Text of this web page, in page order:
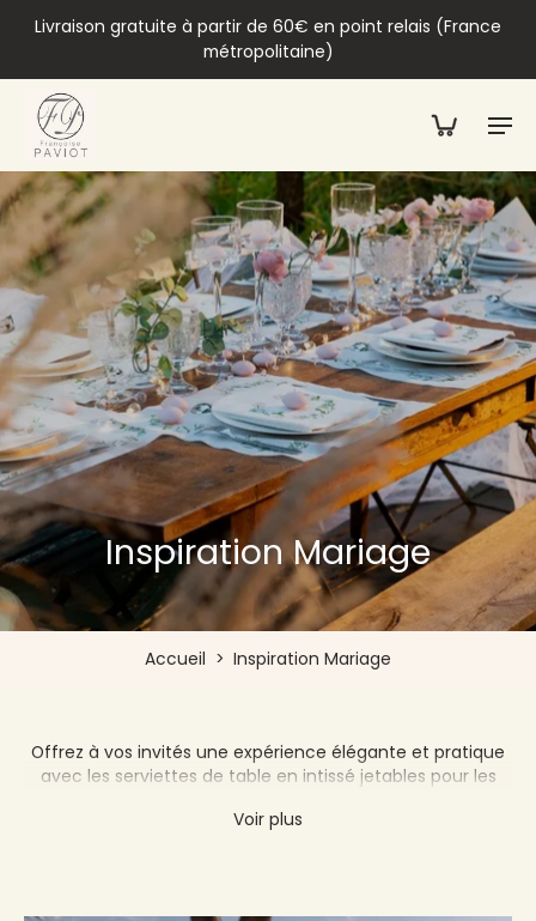
Livraison gratuite à partir de 60€ en point relais (France
métropolitaine)
Inspiration Mariage
Accueil > Inspiration Mariage
Offrez à vos invités une expérience élégante et pratique
avec les serviettes de table en intissé jetables pour les
motifs de qualité supérieure. Optez pour une alternative
Voir plus